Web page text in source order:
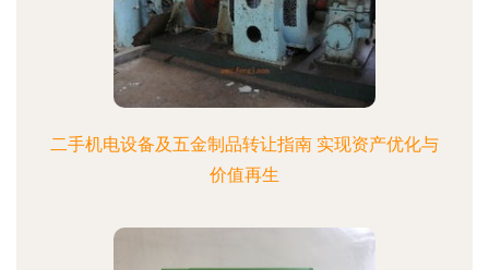
二手机电设备及五金制品转让指南 实现资产优化与
价值再生